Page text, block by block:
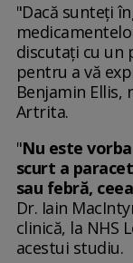
"Dacă sunteți
discutați cu un
pentru a vă
Benjamin Ellis,
Artrita.
"Nu este
scurt a
sau febră,
Dr. Iain
clinică, la NHS
acestui studiu.